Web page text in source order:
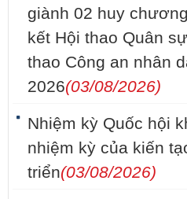
giành 02 huy
kết Hội thao Quân
thao Công an nhân
2026(03/08/2026)
Nhiệm kỳ Quốc hội
nhiệm kỳ của kiến
triển(03/08/2026)